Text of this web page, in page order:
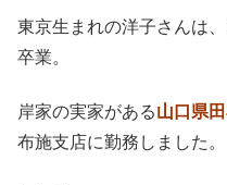
東京生まれの洋子さんは
卒業。
岸家の実家がある山口県
布施支店に勤務しました。